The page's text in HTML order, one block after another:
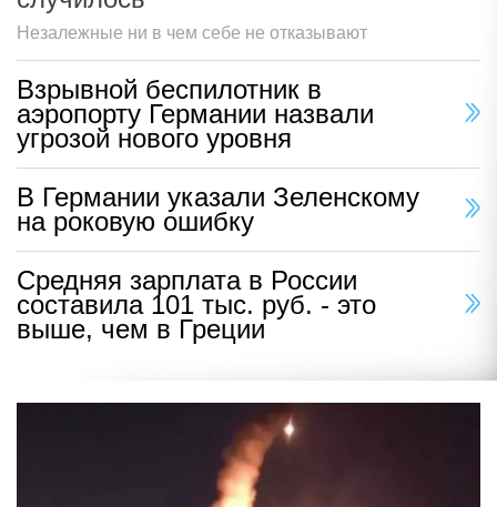
Незалежные ни в чем себе не отказывают
Взрывной беспилотник в
аэропорту Германии назвали
угрозой нового уровня
В Германии указали Зеленскому
на роковую ошибку
Средняя зарплата в России
составила 101 тыс. руб. - это
выше, чем в Греции